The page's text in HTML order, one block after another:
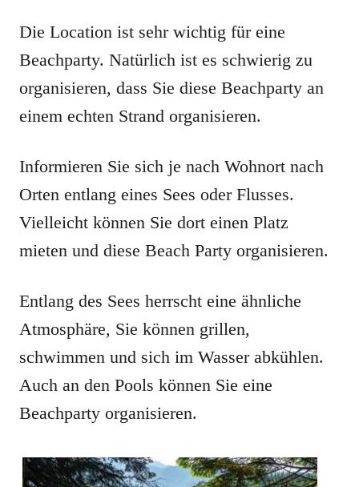
Die Location ist sehr wichtig für eine
Beachparty. Natürlich ist es schwierig zu
organisieren, dass Sie diese Beachparty an
einem echten Strand organisieren.
Informieren Sie sich je nach Wohnort nach
Orten entlang eines Sees oder Flusses.
Vielleicht können Sie dort einen Platz
mieten und diese Beach Party organisieren.
Entlang des Sees herrscht eine ähnliche
Atmosphäre, Sie können grillen,
schwimmen und sich im Wasser abkühlen.
Auch an den Pools können Sie eine
Beachparty organisieren.